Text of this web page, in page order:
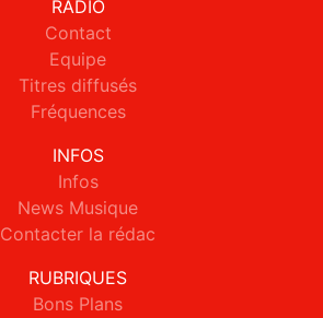
RADIO
Contact
Equipe
Titres diffusés
Fréquences
INFOS
Infos
News Musique
Contacter la rédac
RUBRIQUES
Bons Plans